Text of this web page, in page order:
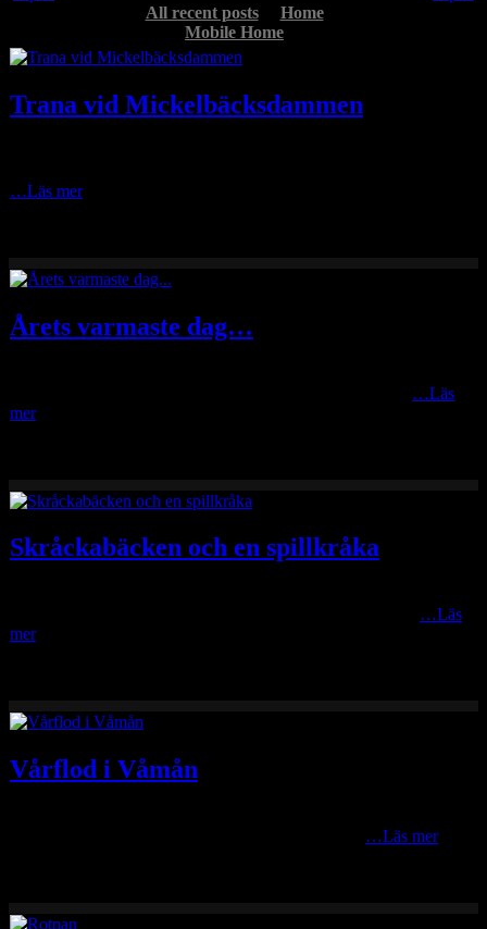
All recent posts
Home
Mobile Home
Trana vid Mickelbäcksdammen
…Läs mer
Årets varmaste dag…
…Läs
mer
Skråckabäcken och en spillkråka
…Läs
mer
Vårflod i Våmån
…Läs mer